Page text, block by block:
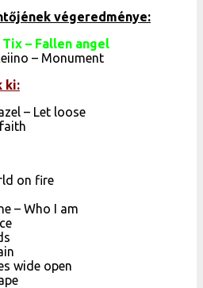
végeredménye:
– Fallen angel
– Monument
ki:
– Let loose
on fire
– Who I am
wide open